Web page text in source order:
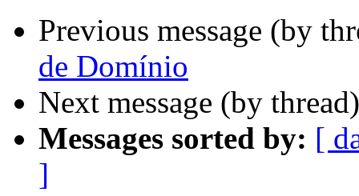
Previous message (by
de Domínio
Next message (by
Messages sorted by: [
]